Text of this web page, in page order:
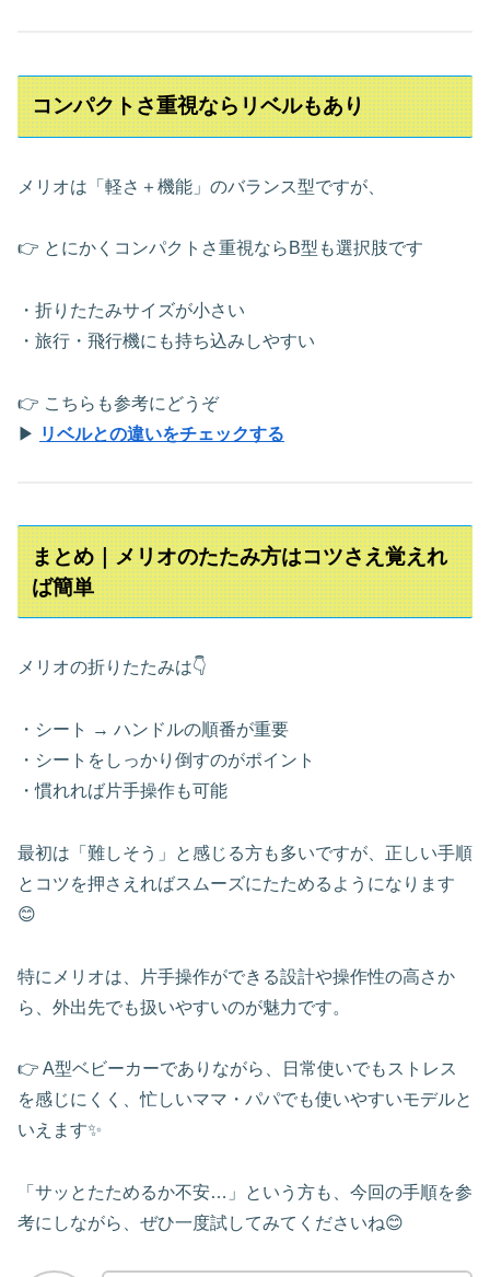
コンパクトさ重視ならリベルもあり
メリオは「軽さ＋機能」のバランス型ですが、
👉 とにかくコンパクトさ重視ならB型も選択肢です
・折りたたみサイズが小さい
・旅行・飛行機にも持ち込みしやすい
👉 こちらも参考にどうぞ
▶ リベルとの違いをチェックする
まとめ｜メリオのたたみ方はコツさえ覚えれ
ば簡単
メリオの折りたたみは👇
・シート → ハンドルの順番が重要
・シートをしっかり倒すのがポイント
・慣れれば片手操作も可能
最初は「難しそう」と感じる方も多いですが、正しい手順
とコツを押さえればスムーズにたためるようになります
😊
特にメリオは、片手操作ができる設計や操作性の高さか
ら、外出先でも扱いやすいのが魅力です。
👉 A型ベビーカーでありながら、日常使いでもストレス
を感じにくく、忙しいママ・パパでも使いやすいモデルと
いえます✨
「サッとたためるか不安…」という方も、今回の手順を参
考にしながら、ぜひ一度試してみてくださいね😊